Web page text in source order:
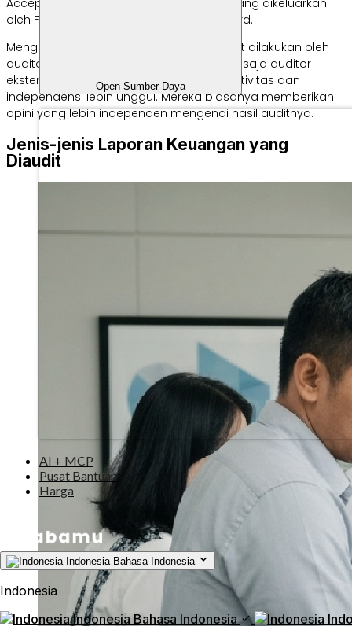
Open Sumber Daya
AI + MCP
Pusat Bantuan
Harga
Indonesia Bahasa Indonesia
Indonesia
Indonesia Bahasa Indonesia
Accepted Accounting Principles (GAAP) yang dikeluarkan
oleh Financial Accounting Standards Board.
Mengutip
, pemeriksaan dapat dilakukan oleh
auditor internal maupun eksternal. Hanya saja auditor
eksternal dianggap memiliki tingkat objektivitas dan
independensi lebih unggul. Mereka biasanya memberikan
opini yang lebih independen mengenai hasil auditnya.
Jenis-jenis Laporan Keuangan yang
Diaudit